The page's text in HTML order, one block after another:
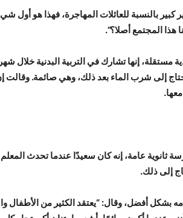
كبير بالنسبة للعائلات المهاجرة، فهذا هو أول
المجتمع أصلا؟”.
مستقلة، إنها تشارك في التربية البدنية خلال
إلى شرب الماء بعد ذلك، وهي صائمة. وقالت
ثانوية عامة، إنه كان سعيدًا عندما تحدث
إلى ذلك.
بشكل أفضل، وقال: “يعتقد الكثير من الأطفال